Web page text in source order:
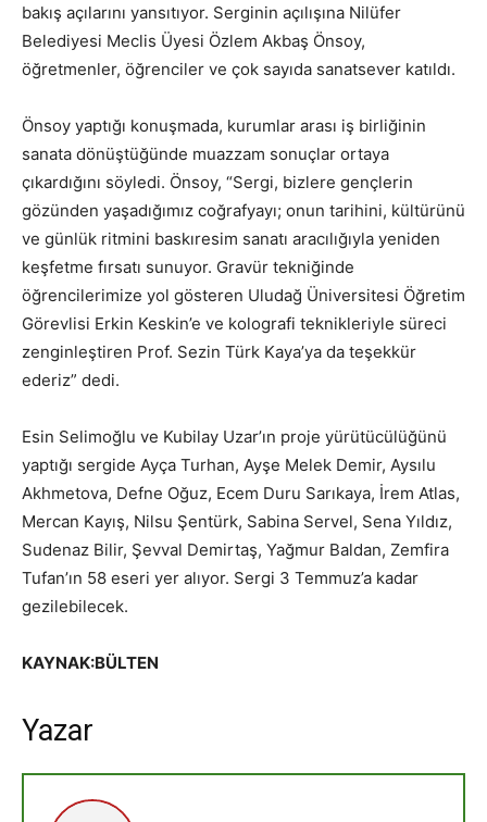
bakış açılarını yansıtıyor. Serginin açılışına Nilüfer
Belediyesi Meclis Üyesi Özlem Akbaş Önsoy,
öğretmenler, öğrenciler ve çok sayıda sanatsever katıldı.
Önsoy yaptığı konuşmada, kurumlar arası iş birliğinin
sanata dönüştüğünde muazzam sonuçlar ortaya
çıkardığını söyledi. Önsoy, “Sergi, bizlere gençlerin
gözünden yaşadığımız coğrafyayı; onun tarihini, kültürünü
ve günlük ritmini baskıresim sanatı aracılığıyla yeniden
keşfetme fırsatı sunuyor. Gravür tekniğinde
öğrencilerimize yol gösteren Uludağ Üniversitesi Öğretim
Görevlisi Erkin Keskin’e ve kolografi teknikleriyle süreci
zenginleştiren Prof. Sezin Türk Kaya’ya da teşekkür
ederiz” dedi.
Esin Selimoğlu ve Kubilay Uzar’ın proje yürütücülüğünü
yaptığı sergide Ayça Turhan, Ayşe Melek Demir, Aysılu
Akhmetova, Defne Oğuz, Ecem Duru Sarıkaya, İrem Atlas,
Mercan Kayış, Nilsu Şentürk, Sabina Servel, Sena Yıldız,
Sudenaz Bilir, Şevval Demirtaş, Yağmur Baldan, Zemfira
Tufan’ın 58 eseri yer alıyor. Sergi 3 Temmuz’a kadar
gezilebilecek.
KAYNAK:BÜLTEN
Yazar